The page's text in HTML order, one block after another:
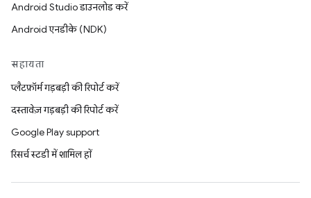
Android Studio डाउनलोड करें
Android एनडीके (NDK)
सहायता
प्लैटफ़ॉर्म गड़बड़ी की रिपोर्ट करें
दस्तावेज़ गड़बड़ी की रिपोर्ट करें
Google Play support
रिसर्च स्टडी में शामिल हों